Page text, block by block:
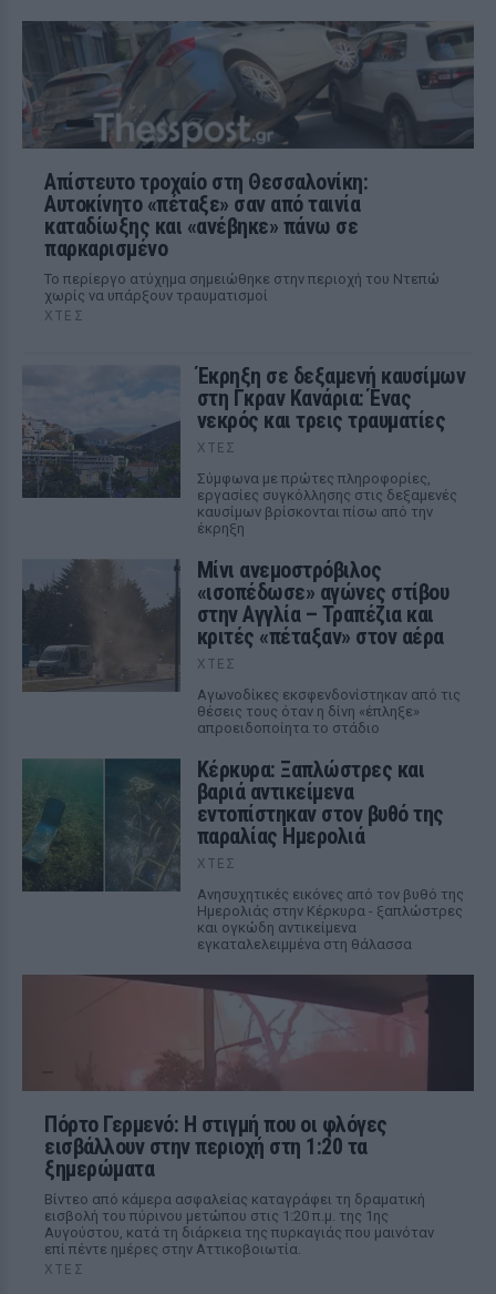
Απίστευτο τροχαίο στη Θεσσαλονίκη:
Αυτοκίνητο «πέταξε» σαν από ταινία
καταδίωξης και «ανέβηκε» πάνω σε
παρκαρισμένο
Το περίεργο ατύχημα σημειώθηκε στην περιοχή του Ντεπώ
χωρίς να υπάρξουν τραυματισμοί
ΧΤΕΣ
Έκρηξη σε δεξαμενή καυσίμων
στη Γκραν Κανάρια: Ένας
νεκρός και τρεις τραυματίες
ΧΤΕΣ
Σύμφωνα με πρώτες πληροφορίες,
εργασίες συγκόλλησης στις δεξαμενές
καυσίμων βρίσκονται πίσω από την
έκρηξη
Μίνι ανεμοστρόβιλος
«ισοπέδωσε» αγώνες στίβου
στην Αγγλία – Τραπέζια και
κριτές «πέταξαν» στον αέρα
ΧΤΕΣ
Αγωνοδίκες εκσφενδονίστηκαν από τις
θέσεις τους όταν η δίνη «έπληξε»
απροειδοποίητα το στάδιο
Κέρκυρα: Ξαπλώστρες και
βαριά αντικείμενα
εντοπίστηκαν στον βυθό της
παραλίας Ημερολιά
ΧΤΕΣ
Ανησυχητικές εικόνες από τον βυθό της
Ημερολιάς στην Κέρκυρα - ξαπλώστρες
και ογκώδη αντικείμενα
εγκαταλελειμμένα στη θάλασσα
Πόρτο Γερμενό: Η στιγμή που οι φλόγες
εισβάλλουν στην περιοχή στη 1:20 τα
ξημερώματα
Βίντεο από κάμερα ασφαλείας καταγράφει τη δραματική
εισβολή του πύρινου μετώπου στις 1:20 π.μ. της 1ης
Αυγούστου, κατά τη διάρκεια της πυρκαγιάς που μαινόταν
επί πέντε ημέρες στην Αττικοβοιωτία.
ΧΤΕΣ